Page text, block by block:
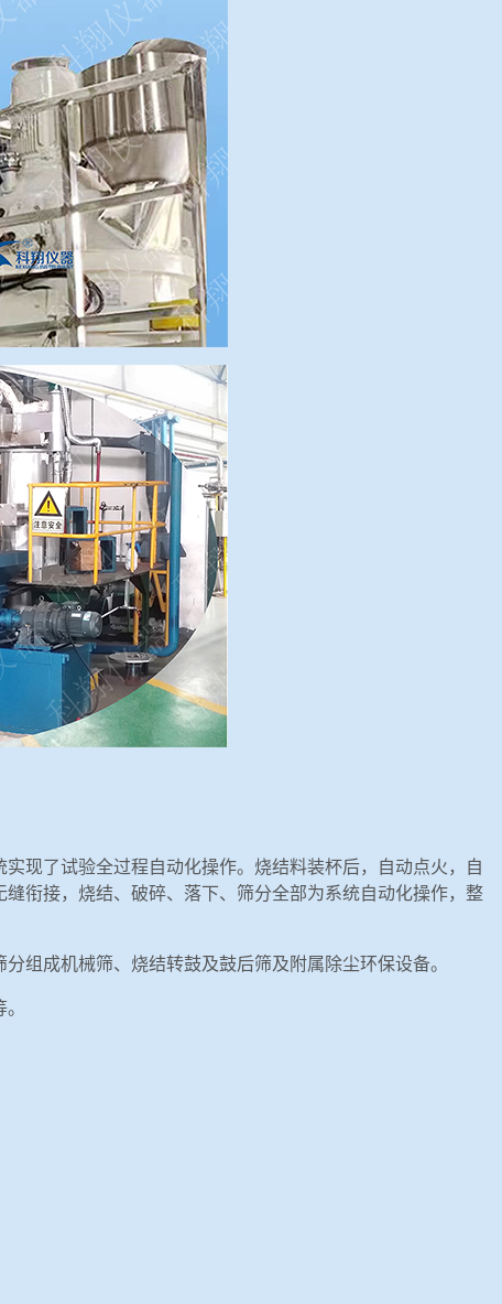
现了试验全过程自动化操作。烧结料装杯后，自动点火，自
衔接，烧结、破碎、落下、筛分全部为系统自动化操作，整
组成机械筛、烧结转鼓及鼓后筛及附属除尘环保设备。